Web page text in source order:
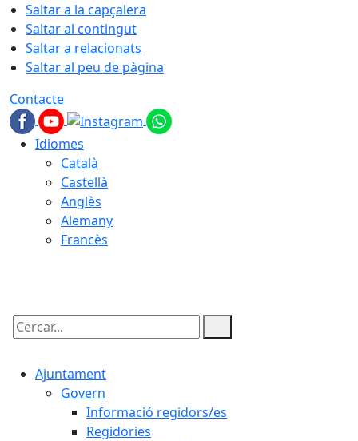
Saltar a la capçalera
Saltar al contingut
Saltar a relacionats
Saltar al peu de pàgina
Contacte
Idiomes
Català
Castellà
Anglès
Alemany
Francès
Cercar:
Ajuntament
Govern
Informació regidors/es
Regidories